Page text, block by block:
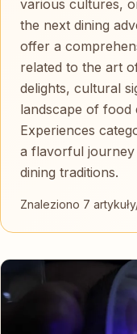
various cultures,
the next dining
offer a
related to the art
delights, cultural
landscape of food
Experiences
a flavorful journey
dining traditions.
Znaleziono 7